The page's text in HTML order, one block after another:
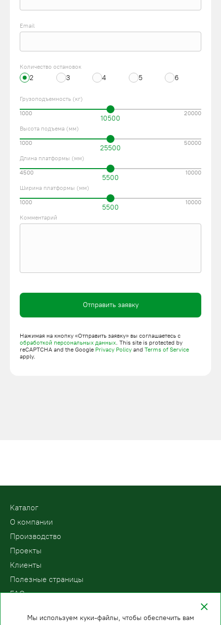
Email
Количество остановок
2 3 4 5 6
Грузоподъемность (кг)
10500
1000 20000
Высота подъема (мм)
25500
1000 50000
Длина платформы (мм)
5500
4500 10000
Ширина платформы (мм)
5500
1000 10000
Комментарий
Отправить заявку
Нажимая на кнопку «Отправить заявку» вы соглашаетесь с
обработкой персональных данных. This site is protected by
reCAPTCHA and the Google Privacy Policy and Terms of Service
apply.
Kаталог
О компании
Производство
Проекты
Клиенты
Полезные страницы
FAQ
Мы используем куки-файлы, чтобы обеспечить вам